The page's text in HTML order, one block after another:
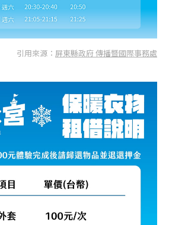
引用來源： 屏東縣政府 傳播暨國際事務處